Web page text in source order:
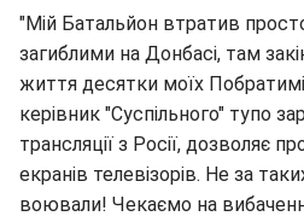
"Мій Батальйон втратив
загиблими на Донбасі, там
життя десятки моїх
керівник "Суспільного" тупо
трансляції з Росії, дозволяє
екранів телевізорів. Не за
воювали! Чекаємо на